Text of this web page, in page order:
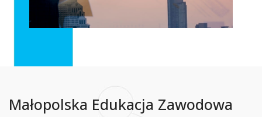
Małopolska Edukacja Zawodowa